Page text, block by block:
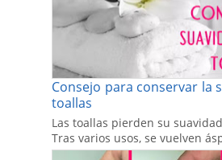
Consejo para conservar la
toallas
Las toallas pierden su
Tras varios usos, se vuelven